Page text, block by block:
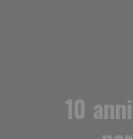
10